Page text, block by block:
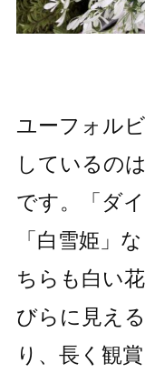
ユーフォル
しているの
です。「ダ
「白雪姫」
ちらも白い
びらに見え
り、長く観